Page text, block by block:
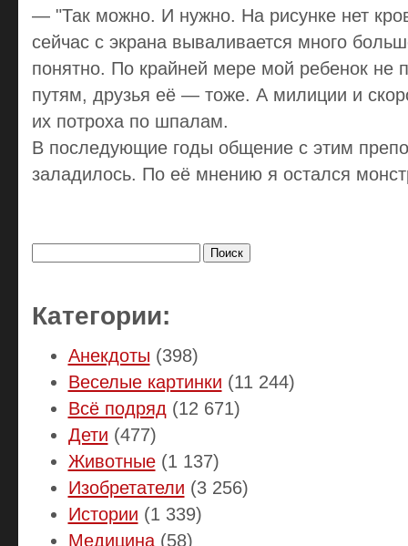
— "Так можно. И нужно. На рисунке нет
сейчас с экрана вываливается много
понятно. По крайней мере мой ребенок не
путям, друзья её — тоже. А милиции и
их потроха по шпалам.
В последующие годы общение с этим
заладилось. По её мнению я остался
Категории:
Анекдоты (398)
Веселые картинки (11 244)
Всё подряд (12 671)
Дети (477)
Животные(1 137)
Изобретатели (3 256)
Истории (1 339)
Медицина(58)